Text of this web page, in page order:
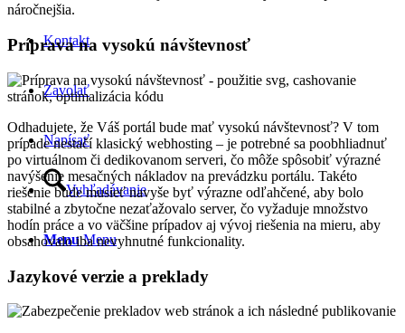
Kontakt
Zavolať
Napísať
Vyhľadávanie
Menu Menu
náročnejšia.
Príprava na vysokú návštevnosť
Odhadujete, že Váš portál bude mať vysokú návštevnosť? V tom
prípade nestačí klasický webhosting – je potrebné sa poobhliadnuť
po virtuálnom či dedikovanom serveri, čo môže spôsobiť výrazné
navýšenie mesačných nákladov na prevádzku portálu. Takéto
riešenie bude musieť navyše byť výrazne odľahčené, aby bolo
stabilné a zbytočne nezaťažovalo server, čo vyžaduje množstvo
hodín práce a vo väčšine prípadov aj vývoj riešenia na mieru, aby
obsahovalo iba nevyhnutné funkcionality.
Jazykové verzie a preklady